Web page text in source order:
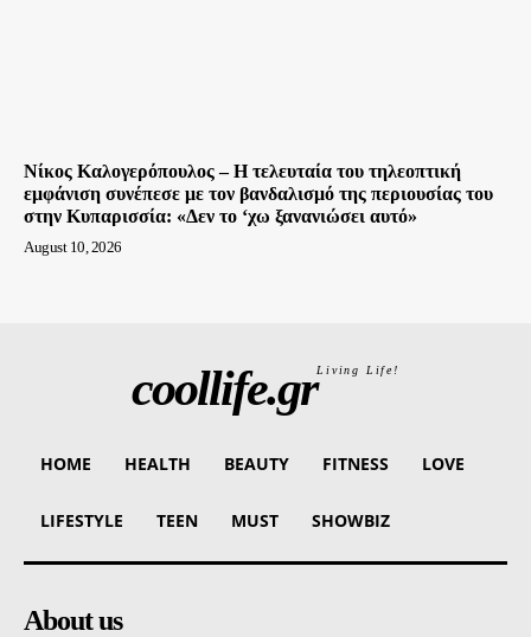
Νίκος Καλογερόπουλος – Η τελευταία του τηλεοπτική
εμφάνιση συνέπεσε με τον βανδαλισμό της περιουσίας του
στην Κυπαρισσία: «Δεν το ‘χω ξανανιώσει αυτό»
August 10, 2026
coollife.grLiving Life!
HOME HEALTH BEAUTY FITNESS LOVE
LIFESTYLE TEEN MUST SHOWBIZ
About us